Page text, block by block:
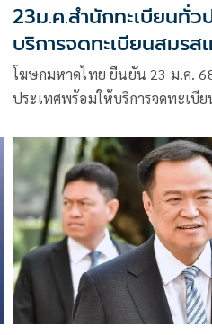
23ม.ค.สำนักทะเบียนทั่ว
บริการจดทะเบียนสมรส
โฆษกมหาดไทย ยืนยัน 23 ม.ค.
ประเทศพร้อมให้บริการจดทะเบี